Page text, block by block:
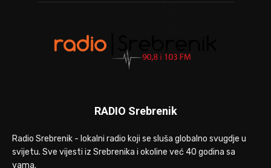
RADIO Srebrenik
Radio Srebrenik - lokalni radio koji se sluša globalno svugdje u
svijetu. Sve vijesti iz Srebrenika i okoline već 40 godina sa
vama.